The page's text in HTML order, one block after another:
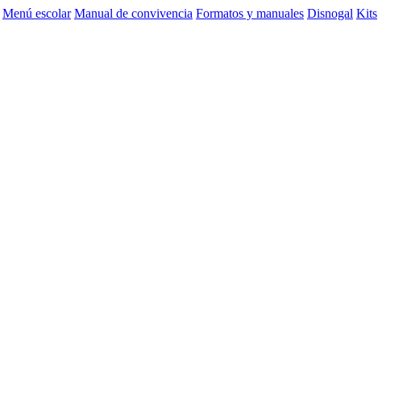
Menú escolar Manual de convivencia Formatos y manuales Disnogal Kits